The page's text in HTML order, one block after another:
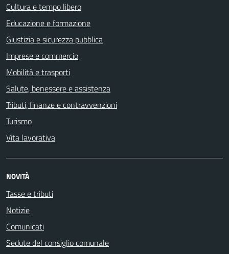
Cultura e tempo libero
Educazione e formazione
Giustizia e sicurezza pubblica
Imprese e commercio
Mobilità e trasporti
Salute, benessere e assistenza
Tributi, finanze e contravvenzioni
Turismo
Vita lavorativa
NOVITÀ
Tasse e tributi
Notizie
Comunicati
Sedute del consiglio comunale